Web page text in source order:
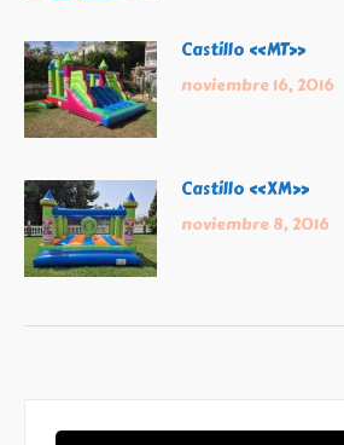
Castillo «MT»
noviembre 16, 2016
Castillo «XM»
noviembre 8, 2016